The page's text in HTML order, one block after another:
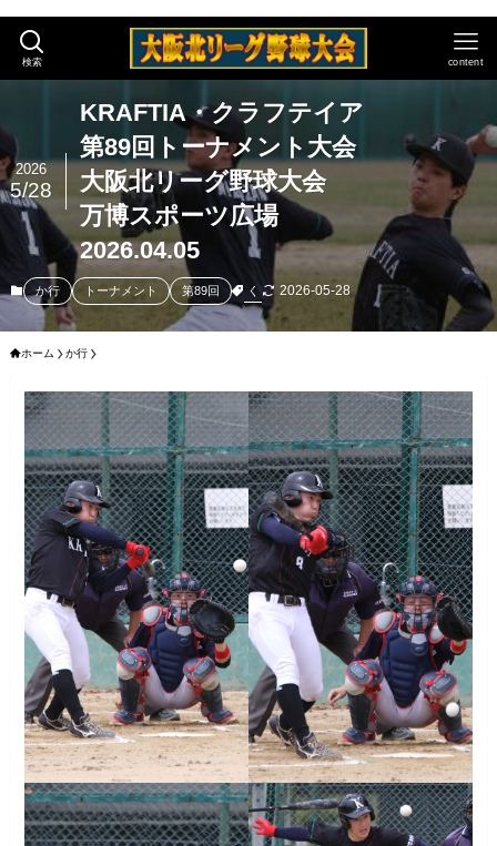
検索 content
KRAFTIA・クラフテイア
第89回トーナメント大会
大阪北リーグ野球大会
万博スポーツ広場
2026.04.05
2026
5/28
か行 トーナメント 第89回 く 2026-05-28
ホーム か行